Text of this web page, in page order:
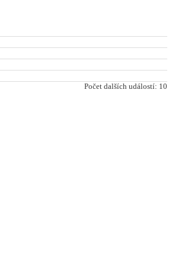
Počet dalších událostí: 10